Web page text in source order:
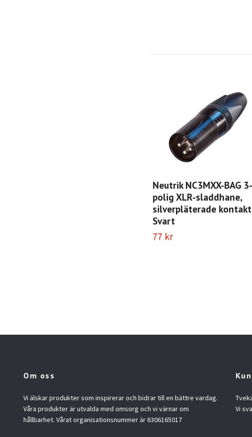
Neutrik NC3MXX-BAG 3-
polig XLR-sladdhane,
silverpläterade
Svart
77 kr
Om oss
Vi älskar produkter som inspirerar och bidrar till en bättre vardag.
Våra produkter är utvalda med omsorg och vi värnar om
hållbarhet. Vårat organisationsnummer är 6306165017
Vi